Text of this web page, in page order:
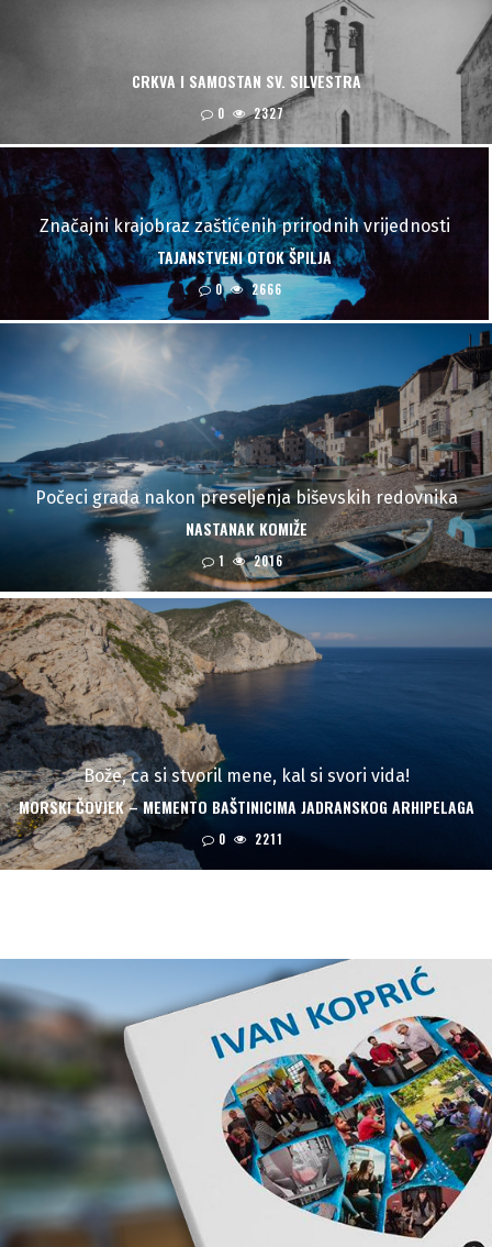
CRKVA I SAMOSTAN SV. SILVESTRA
0 2327
Značajni krajobraz zaštićenih prirodnih vrijednosti
TAJANSTVENI OTOK ŠPILJA
0 2666
Počeci grada nakon preseljenja biševskih redovnika
NASTANAK KOMIŽE
1 2016
Bože, ca si stvoril mene, kal si svori vida!
MORSKI ČOVJEK – MEMENTO BAŠTINICIMA JADRANSKOG ARHIPELAGA
0 2211